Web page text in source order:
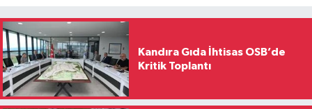
Kandıra Gıda İhtisas OSB’de
Kritik Toplantı